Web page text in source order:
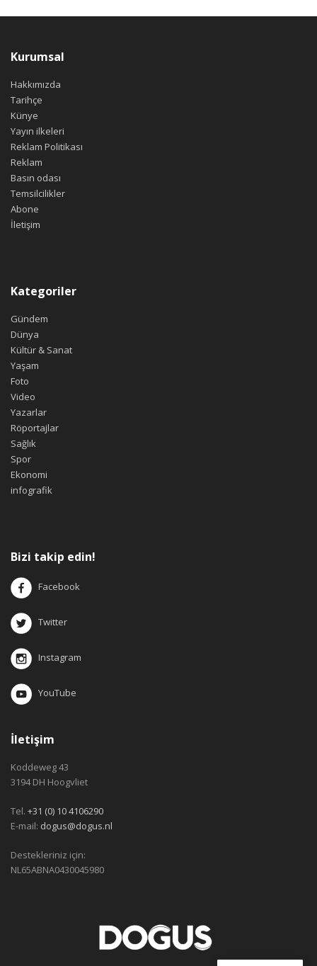
Kurumsal
Hakkımızda
Tarihçe
Künye
Yayın ilkeleri
Reklam Politikası
Reklam
Basın odası
Temsilcilikler
Abone
İletişim
Kategoriler
Gündem
Dünya
Kültür & Sanat
Yaşam
Foto
Video
Yazarlar
Röportajlar
Sağlık
Spor
Ekonomi
infografik
Bizi takip edin!
Facebook
Twitter
Instagram
YouTube
İletişim
Koddeweg 43
3194 DH Hoogvliet
Tel. +31 (0) 10 4106290
E-mail: dogus@dogus.nl
Destekleriniz için:
NL65ABNA0430045980